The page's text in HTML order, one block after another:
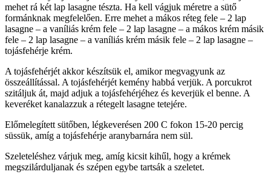
mehet rá két lap lasagne tészta. Ha kell vágjuk méretre a sütő
formánknak megfelelően. Erre mehet a mákos réteg fele – 2 lap
lasagne – a vaníliás krém fele – 2 lap lasagne – a mákos krém másik
fele – 2 lap lasagne – a vaníliás krém másik fele – 2 lap lasagne –
tojásfehérje krém.
A tojásfehérjét akkor készítsük el, amikor megvagyunk az
összeállítással. A tojásfehérjét kemény habbá verjük. A porcukrot
szitáljuk át, majd adjuk a tojásfehérjéhez és keverjük el benne. A
keveréket kanalazzuk a rétegelt lasagne tetejére.
Előmelegített sütőben, légkeverésen 200 C fokon 15-20 percig
süssük, amíg a tojásfehérje aranybarnára nem sül.
Szeleteléshez várjuk meg, amíg kicsit kihűl, hogy a krémek
megszilárduljanak és szépen egybe tartsák a szeletet.